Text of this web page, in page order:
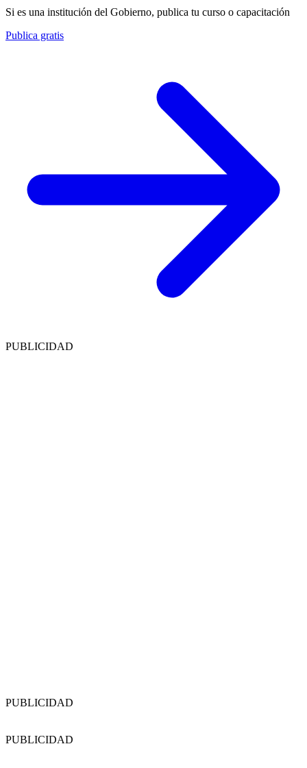
Si es una institución del Gobierno, publica tu curso o capacitación
Publica gratis
PUBLICIDAD
PUBLICIDAD
PUBLICIDAD